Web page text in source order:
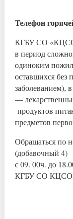
Телефон
КГБУ СО
в период
одиноким
оставшихся без
заболеванием),
—
-продуктов
предметов
Обращаться по
(добавочный 4)
с 09. 00ч. до
КГБУ СО